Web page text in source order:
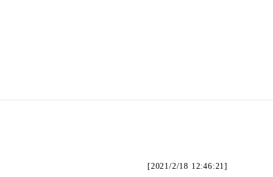
[2021/2/18 12:46:21]